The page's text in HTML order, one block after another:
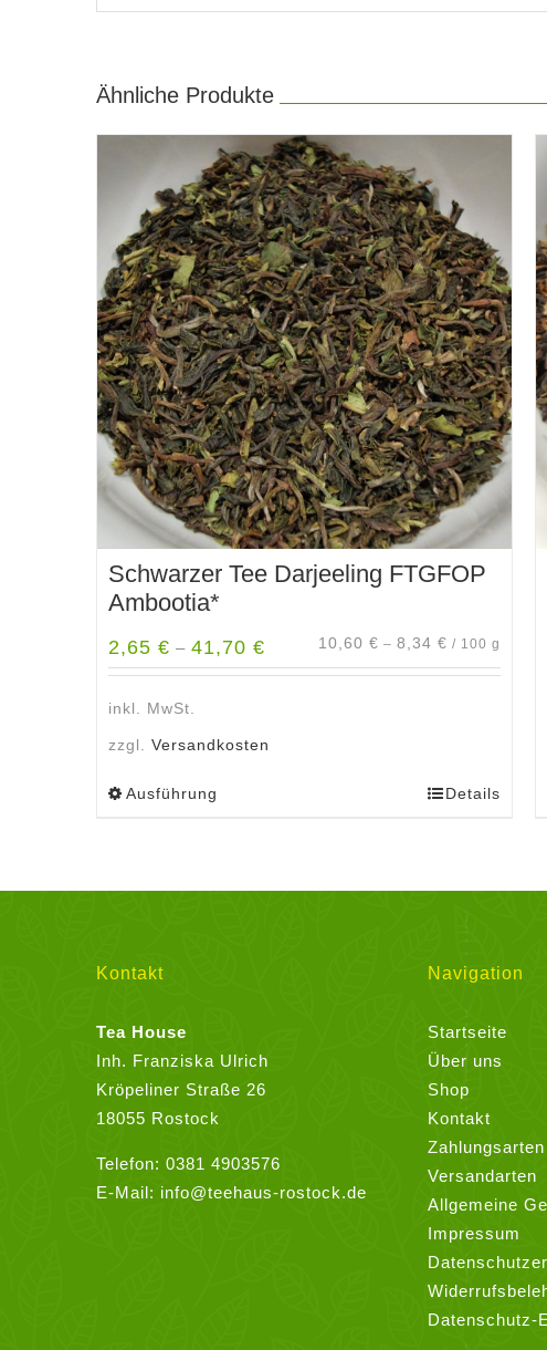
Ähnliche Produkte
Schwarzer Tee Darjeeling FTGFOP
Ambootia*
2,65 € – 41,70 € 10,60 € – 8,34 € / 100 g
inkl. MwSt.
zzgl. Versandkosten
Ausführung
auf
der
Produktseite
werden
Details
Kontakt
Tea House
Inh. Franziska Ulrich
Kröpeliner Straße 26
18055 Rostock
Telefon: 0381 4903576
E-Mail: info@teehaus-rostock.de
Navigation
Startseite
Über uns
Shop
Kontakt
Zahlungsarten
Versandarten
Allgemeine
Impressum
Datenschutz-